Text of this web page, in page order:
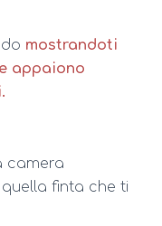
mostrandoti
appaiono
camera
finta che ti